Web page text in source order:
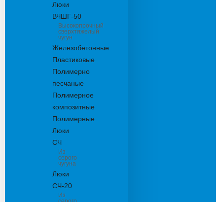
Люки
ВЧШГ-50
Высокопрочный
сверхтяжелый
чугун
Железобетонные
Пластиковые
Полимерно
песчаные
Полимерное
композитные
Полимерные
Люки
СЧ
Из
серого
чугуна
Люки
СЧ-20
Из